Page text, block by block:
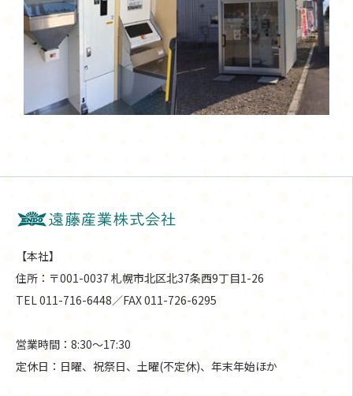
【本社】
住所：〒001-0037 札幌市北区北37条西9丁目1-26
TEL 011-716-6448／FAX 011-726-6295
営業時間：8:30〜17:30
定休日：日曜、祝祭日、土曜(不定休)、年末年始ほか